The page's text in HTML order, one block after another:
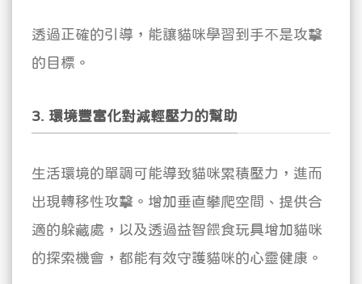
透過正確的引導，能讓貓咪學習到手不是攻擊
的目標。
3. 環境豐富化對減輕壓力的幫助
生活環境的單調可能導致貓咪累積壓力，進而
出現轉移性攻擊。增加垂直攀爬空間、提供合
適的躲藏處，以及透過益智餵食玩具增加貓咪
的探索機會，都能有效守護貓咪的心靈健康。